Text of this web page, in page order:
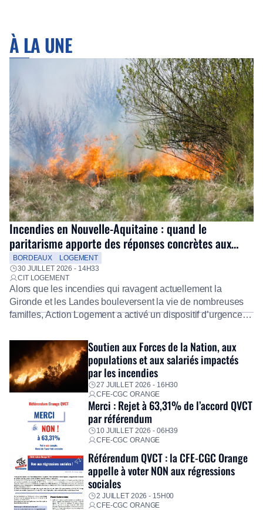
À LA UNE
Incendies en Nouvelle-Aquitaine : quand le
paritarisme apporte des réponses concrètes aux
salariés
BORDEAUX
LOGEMENT
30 JUILLET 2026 - 14H33
CIT LOGEMENT
Alors que les incendies qui ravagent actuellement la
Gironde et les Landes bouleversent la vie de nombreuses
familles, Action Logement a activé un dispositif d’urgence
Fidèle à sa mission d’utilité sociale, le Groupe mobilise
immédiatement ses équipes afin de proposer un diagnostic
personnalisé, des aides financières pour faire face aux
premières dépenses, […]
Soutien aux Forces de la Nation, aux
populations et aux salariés impactés
par les incendies
27 JUILLET 2026 - 16H30
CFE-CGC ORANGE
Merci : Rejet à 63,31% de l’accord QVCT
par référendum
10 JUILLET 2026 - 06H39
CFE-CGC ORANGE
Référendum QVCT : la CFE-CGC Orange
appelle à voter NON aux régressions
sociales
2 JUILLET 2026 - 15H00
CFE-CGC ORANGE